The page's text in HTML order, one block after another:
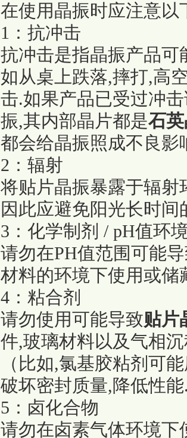
在使用晶振时应注意以
1：抗冲击
抗冲击是指晶振产品
如从桌上跌落,摔打,高
击.如果产品已受过冲
振,其内部晶片都是石
都会给晶振照成不良影
2：辐射
将贴片晶振暴露于辐
因此应避免阳光长时间
3：化学制剂 / pH值环
请勿在PH值范围可能
材料的环境下使用或储
4：粘合剂
请勿使用可能导致贴片
件,玻璃材料以及气相
（比如,氯基胶粘剂可
破坏密封质量,降低性
5：卤化合物
请勿在卤素气体环境